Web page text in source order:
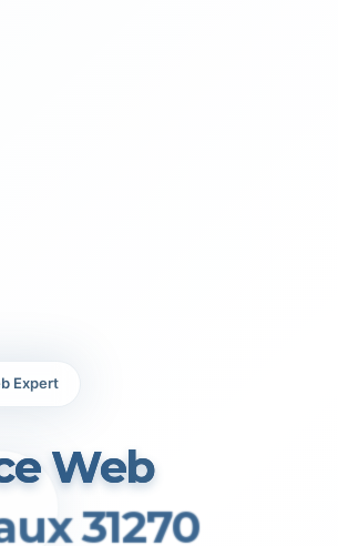
Expert
Web
31270